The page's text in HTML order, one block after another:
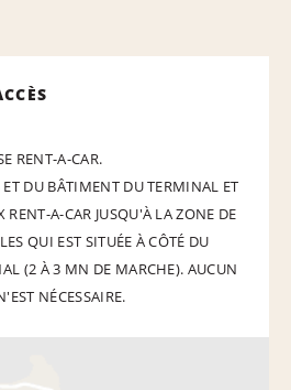
RENT-A-CAR.
ET DU BÂTIMENT DU TERMINAL ET
RENT-A-CAR JUSQU'À LA ZONE DE
QUI EST SITUÉE À CÔTÉ DU
(2 À 3 MN DE MARCHE). AUCUN
NÉCESSAIRE.